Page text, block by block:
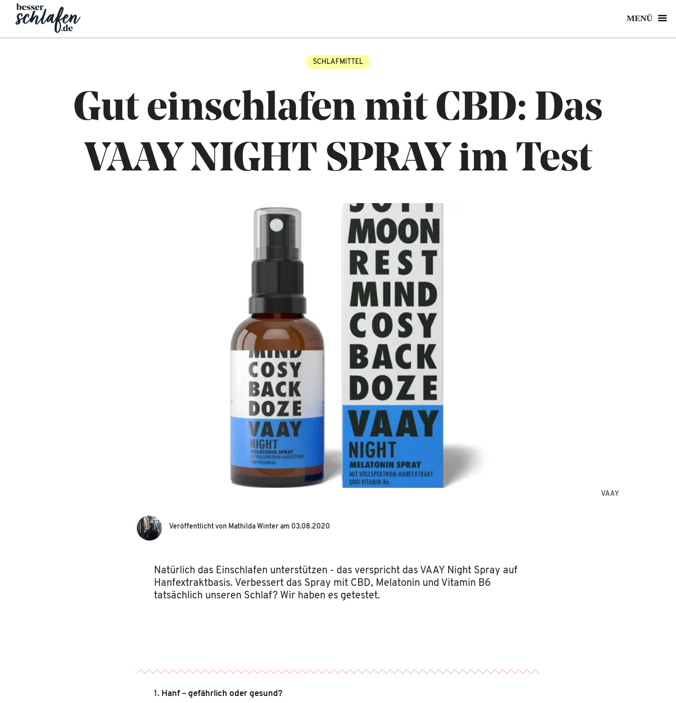
MENÜ
SCHLAFMITTEL
Gut einschlafen mit CBD: Das
VAAY NIGHT SPRAY im Test
VAAY
Veröffentlicht von Mathilda Winter am 03.08.2020
Natürlich das Einschlafen unterstützen - das verspricht das VAAY Night Spray auf
Hanfextraktbasis. Verbessert das Spray mit CBD, Melatonin und Vitamin B6
tatsächlich unseren Schlaf? Wir haben es getestet.
Hanf – gefährlich oder gesund?